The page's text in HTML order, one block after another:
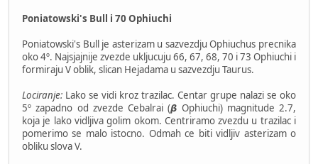
Poniatowski's Bull i 70 Ophiuchi
Poniatowski's Bull je asterizam u sazvezdju Ophiuchus precnika
oko 4º. Najsjajnije zvezde ukljucuju 66, 67, 68, 70 i 73 Ophiuchi i
formiraju V oblik, slican Hejadama u sazvezdju Taurus.
Lociranje: Lako se vidi kroz trazilac. Centar grupe nalazi se oko
5º zapadno od zvezde Cebalrai (𝞫 Ophiuchi) magnitude 2.7,
koja je lako vidljiva golim okom. Centriramo zvezdu u trazilac i
pomerimo se malo istocno. Odmah ce biti vidljiv asterizam o
obliku slova V.